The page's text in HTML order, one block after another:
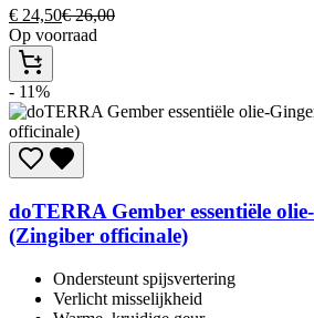
€ 24,50€26,00
Op voorraad
- 11%
doTERRA Gember essentiële
(Zingiber officinale)
Ondersteunt spijsvertering​
Verlicht misselijkheid​